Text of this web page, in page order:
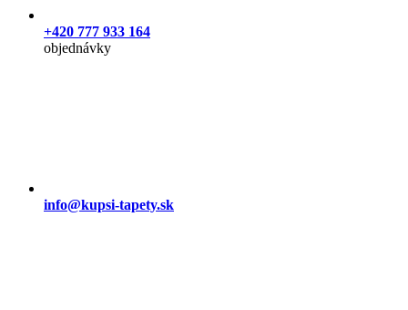
+420 777 933 164
objednávky
info@kupsi-tapety.sk